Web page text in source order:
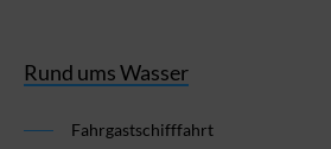
Rund ums Wasser
Fahrgastschifffahrt